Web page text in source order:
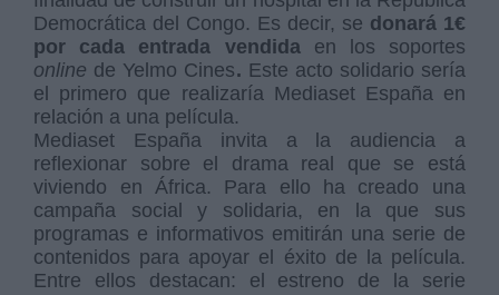
Democrática del Congo. Es decir, se donará 1€
por cada entrada vendida en los soportes
online de Yelmo Cines. Este acto solidario sería
el primero que realizaría Mediaset España en
relación a una película.
Mediaset España invita a la audiencia a
reflexionar sobre el drama real que se está
viviendo en África. Para ello ha creado una
campaña social y solidaria, en la que sus
programas e informativos emitirán una serie de
contenidos para apoyar el éxito de la película.
Entre ellos destacan: el estreno de la serie